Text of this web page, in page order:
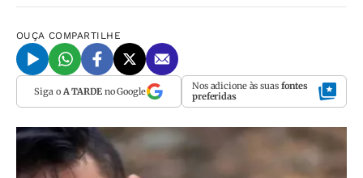
OUÇA COMPARTILHE
Siga o A TARDEno Google Nos adicione às suas fontes
preferidas